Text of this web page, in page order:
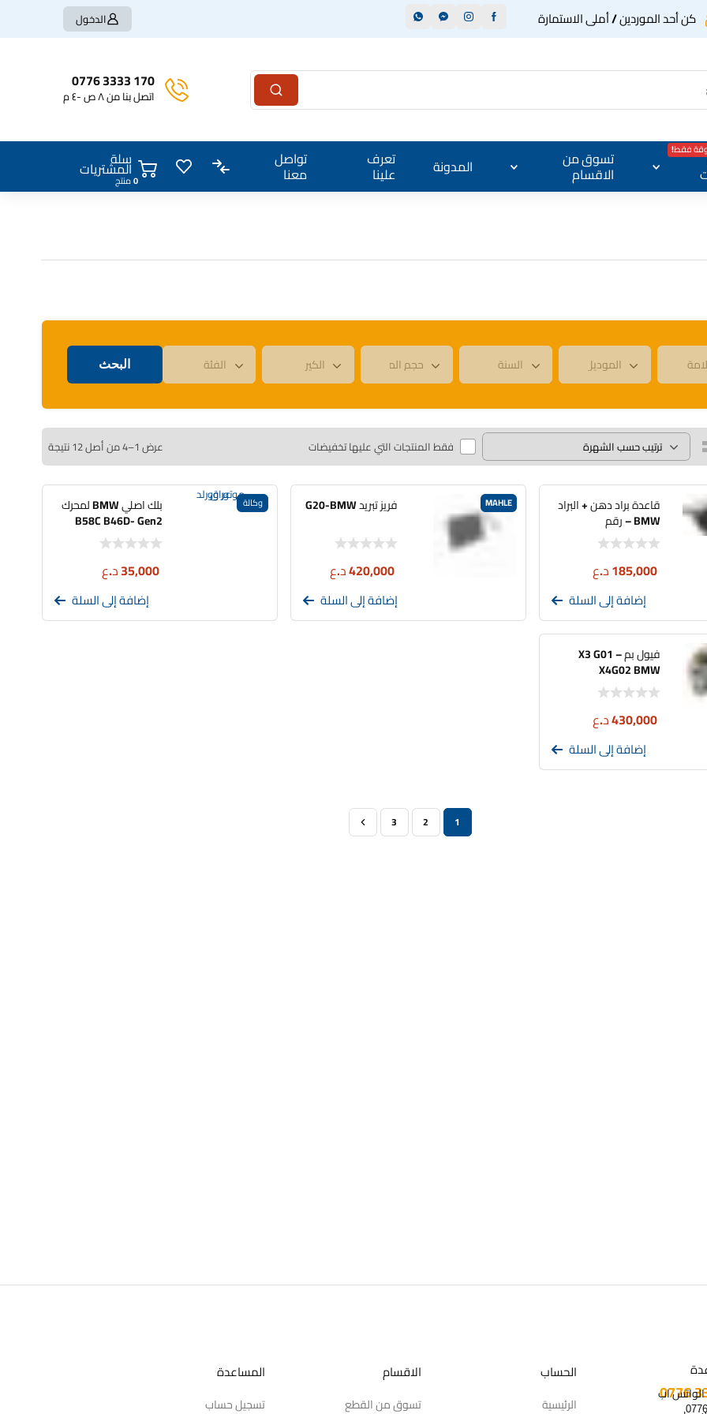
كن أحد الموردين / أملى الاستمارة الدخول
170 3333 0776
اتصل بنا من ٨ ص -٤ م
فقط! تسوق من
الاقسام المدونة تعرف
علينا
تواصل
معنا
سلة
المشتريات
منتج
فقط المنتجات التي عليها تخفيضات عرض 1–4 من أصل 12 نتيجة
قاعدة براد دهن + البراد
BMW – رقم
11428580414
G20/B46
185,000د.ع
إضافة إلى السلة
MAHLE فريز تبريد G20-BMW
420,000د.ع
إضافة إلى السلة
وكالة بلك اصلي BMW لمحرك
B58C B46D- Gen2
35,000د.ع
إضافة إلى السلة
فيول بم X3 G01 –
X4G02 BMW
430,000د.ع
إضافة إلى السلة
1
2
3
الواتس اب
الحساب
الرئيسية
الاقسام
تسوق من القطع
المساعدة
تسجيل حساب